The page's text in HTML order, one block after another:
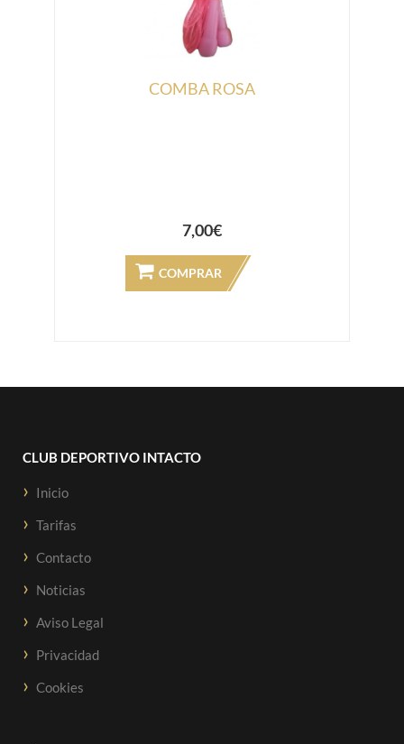
COMBA ROSA
7,00€
COMPRAR
CLUB DEPORTIVO INTACTO
Inicio
Tarifas
Contacto
Noticias
Aviso Legal
Privacidad
Cookies